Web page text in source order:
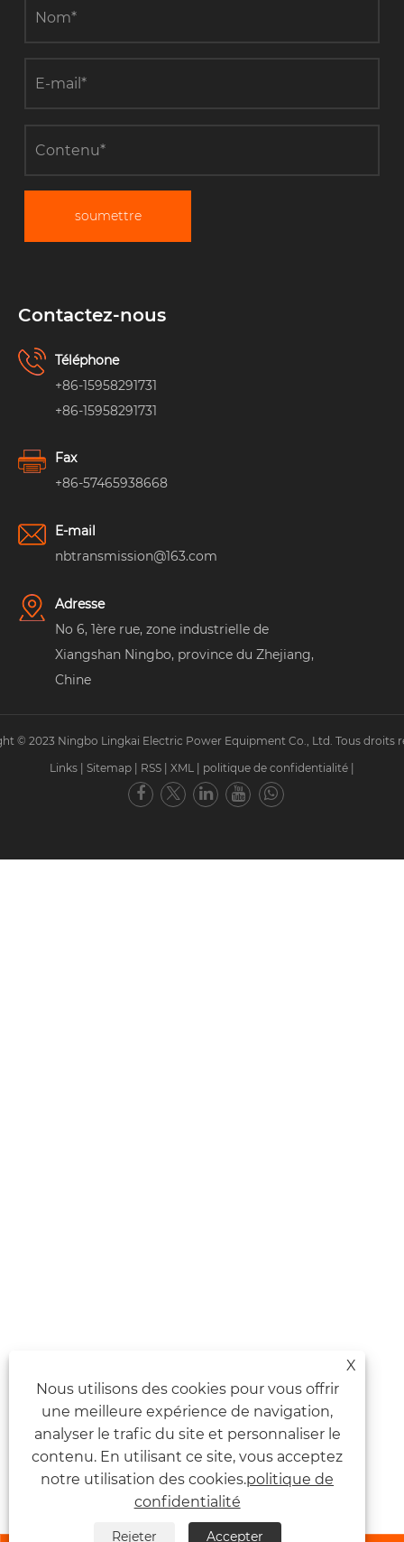
soumettre
Contactez-nous
Téléphone
+86-15958291731
+86-15958291731
Fax
+86-57465938668
E-mail
nbtransmission@163.com
Adresse
No 6, 1ère rue, zone industrielle de
Xiangshan Ningbo, province du Zhejiang,
Chine
© 2023 Ningbo Lingkai Electric Power Equipment Co., Ltd. Tous droits
Links
Sitemap RSS XML politique de confidentialité
X
Nous utilisons des cookies pour vous offrir
une meilleure expérience de navigation,
analyser le trafic du site et personnaliser le
contenu. En utilisant ce site, vous acceptez
notre utilisation des cookies.politique de
confidentialité
Rejeter Accepter